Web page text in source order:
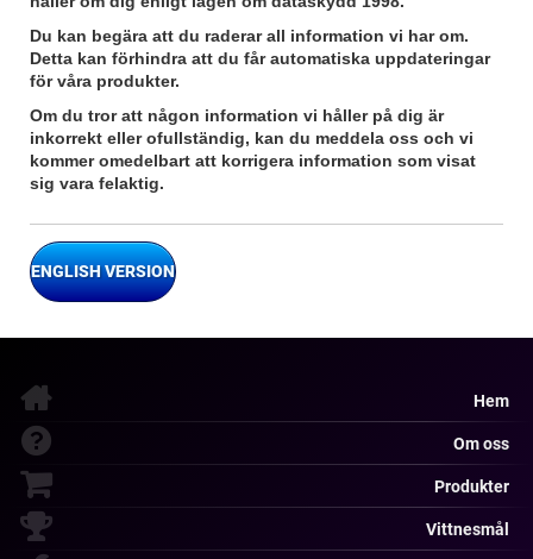
Du kan begära att du raderar all information vi har om.
Detta kan förhindra att du får automatiska uppdateringar
för våra produkter.
Om du tror att någon information vi håller på dig är
inkorrekt eller ofullständig, kan du meddela oss och vi
kommer omedelbart att korrigera information som visat
sig vara felaktig.
ENGLISH VERSION
Hem
Om oss
Produkter
Vittnesmål